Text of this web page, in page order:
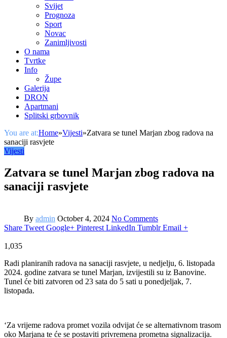
Svijet
Prognoza
Sport
Novac
Zanimljivosti
O nama
Tvrtke
Info
Župe
Galerija
DRON
Apartmani
Splitski grbovnik
You are at:Home»Vijesti»Zatvara se tunel Marjan zbog radova na
sanaciji rasvjete
Vijesti
Zatvara se tunel Marjan zbog radova na
sanaciji rasvjete
By admin October 4, 2024 No Comments
Share Tweet Google+ Pinterest LinkedIn Tumblr Email +
1,035
Radi planiranih radova na sanaciji rasvjete, u nedjelju, 6. listopada
2024. godine zatvara se tunel Marjan, izvijestili su iz Banovine.
Tunel će biti zatvoren od 23 sata do 5 sati u ponedjeljak, 7.
listopada.
‘Za vrijeme radova promet vozila odvijat će se alternativnom trasom
oko Marjana te će se postaviti privremena prometna signalizacija.